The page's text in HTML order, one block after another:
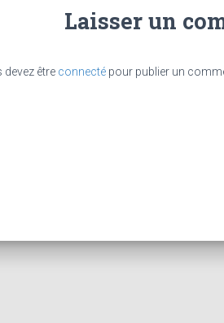
Laisser un
devez être connecté pour publier un